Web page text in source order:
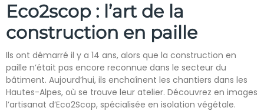
Eco2scop : l’art de la
construction en paille
Ils ont démarré il y a 14 ans, alors que la construction en
paille n’était pas encore reconnue dans le secteur du
bâtiment. Aujourd’hui, ils enchaînent les chantiers dans les
Hautes-Alpes, où se trouve leur atelier. Découvrez en images
l’artisanat d’Eco2Scop, spécialisée en isolation végétale.